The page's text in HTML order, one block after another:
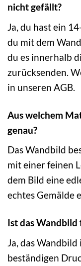
nicht gefällt?
Ja, du hast ein
du mit dem
du es innerhalb
zurücksenden.
in unseren AGB.
Aus welchem
genau?
Das Wandbild
mit einer feinen
dem Bild eine
echtes Gemälde
Ist das Wandbild
Ja, das
beständigen